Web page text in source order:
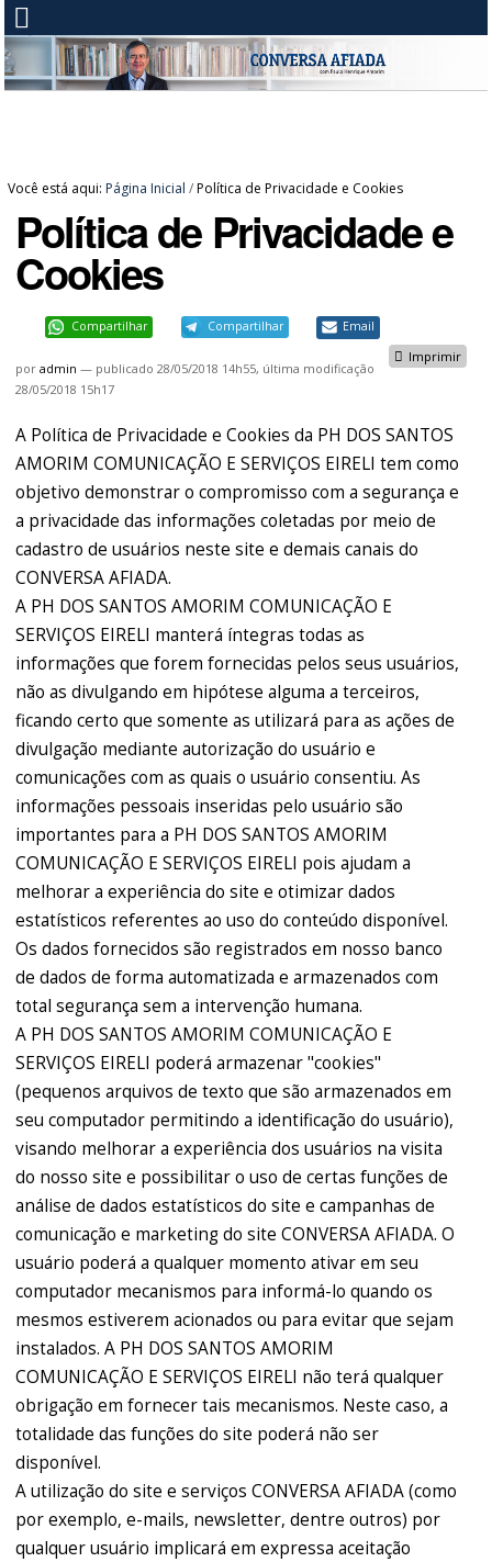
Você está aqui: Página Inicial /Política de Privacidade e Cookies
Política de Privacidade e
Cookies
Compartilhar Compartilhar Email
Imprimir
poradmin — publicado 28/05/2018 14h55, última modificação
28/05/2018 15h17
A Política de Privacidade e Cookies da PH DOS SANTOS
AMORIM COMUNICAÇÃO E SERVIÇOS EIRELI tem como
objetivo demonstrar o compromisso com a segurança e
a privacidade das informações coletadas por meio de
cadastro de usuários neste site e demais canais do
CONVERSA AFIADA.
A PH DOS SANTOS AMORIM COMUNICAÇÃO E
SERVIÇOS EIRELI manterá íntegras todas as
informações que forem fornecidas pelos seus usuários,
não as divulgando em hipótese alguma a terceiros,
ficando certo que somente as utilizará para as ações de
divulgação mediante autorização do usuário e
comunicações com as quais o usuário consentiu. As
informações pessoais inseridas pelo usuário são
importantes para a PH DOS SANTOS AMORIM
COMUNICAÇÃO E SERVIÇOS EIRELI pois ajudam a
melhorar a experiência do site e otimizar dados
estatísticos referentes ao uso do conteúdo disponível.
Os dados fornecidos são registrados em nosso banco
de dados de forma automatizada e armazenados com
total segurança sem a intervenção humana.
A PH DOS SANTOS AMORIM COMUNICAÇÃO E
SERVIÇOS EIRELI poderá armazenar "cookies"
(pequenos arquivos de texto que são armazenados em
seu computador permitindo a identificação do usuário),
visando melhorar a experiência dos usuários na visita
do nosso site e possibilitar o uso de certas funções de
análise de dados estatísticos do site e campanhas de
comunicação e marketing do site CONVERSA AFIADA. O
usuário poderá a qualquer momento ativar em seu
computador mecanismos para informá-lo quando os
mesmos estiverem acionados ou para evitar que sejam
instalados. A PH DOS SANTOS AMORIM
COMUNICAÇÃO E SERVIÇOS EIRELI não terá qualquer
obrigação em fornecer tais mecanismos. Neste caso, a
totalidade das funções do site poderá não ser
disponível.
A utilização do site e serviços CONVERSA AFIADA (como
por exemplo, e-mails, newsletter, dentre outros) por
qualquer usuário implicará em expressa aceitação